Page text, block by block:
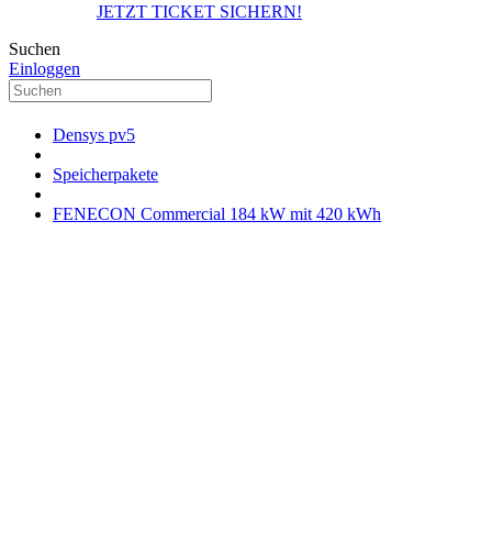
JETZT TICKET SICHERN!
Suchen
Einloggen
Densys pv5
Speicherpakete
FENECON Commercial 184 kW mit 420 kWh